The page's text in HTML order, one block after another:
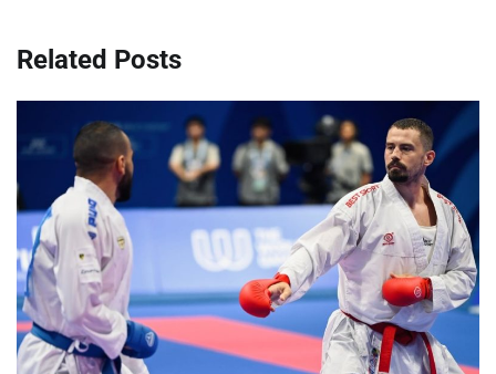
Related Posts